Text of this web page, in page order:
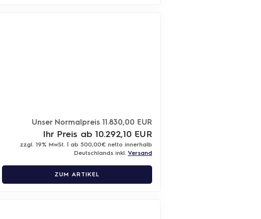
Unser Normalpreis 11.830,00 EUR
Ihr Preis ab 10.292,10 EUR
zzgl. 19% MwSt. | ab 500,00€ netto innerhalb
Deutschlands inkl. Versand
ZUM ARTIKEL